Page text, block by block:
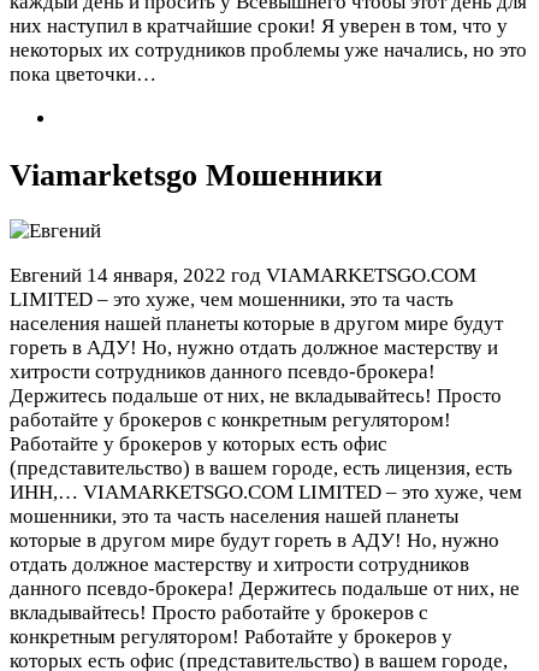
них наступил в кратчайшие сроки! Я уверен в том, что у
некоторых их сотрудников проблемы уже начались, но это
пока цветочки…
Viamarketsgo Мошенники
Евгений 14 января, 2022 год VIAMARKETSGO.COM
LIMITED – это хуже, чем мошенники, это та часть
населения нашей планеты которые в другом мире будут
гореть в АДУ! Но, нужно отдать должное мастерству и
хитрости сотрудников данного псевдо-брокера!
Держитесь подальше от них, не вкладывайтесь! Просто
работайте у брокеров с конкретным регулятором!
Работайте у брокеров у которых есть офис
(представительство) в вашем городе, есть лицензия, есть
ИНН,… VIAMARKETSGO.COM LIMITED – это хуже, чем
мошенники, это та часть населения нашей планеты
которые в другом мире будут гореть в АДУ! Но, нужно
отдать должное мастерству и хитрости сотрудников
данного псевдо-брокера! Держитесь подальше от них, не
вкладывайтесь! Просто работайте у брокеров с
конкретным регулятором! Работайте у брокеров у
которых есть офис (представительство) в вашем городе,